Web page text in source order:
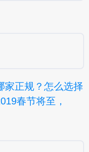
家正规？怎么选择
春节将至，